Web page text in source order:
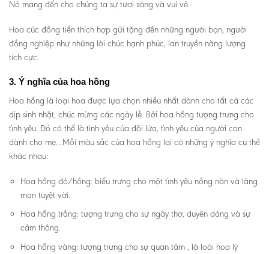
Nó mang đến cho chúng ta sự tươi sáng và vui vẻ.
Hoa cúc đồng tiền thích hợp gửi tặng đến những người bạn, người
đồng nghiệp như những lời chúc hạnh phúc, lan truyền năng lượng
tích cực.
3. Ý nghĩa của hoa hồng
Hoa hồng là loại hoa được lựa chọn nhiều nhất dành cho tất cả các
dịp sinh nhật, chúc mừng các ngày lễ. Bởi hoa hồng tượng trưng cho
tình yêu. Đó có thể là tình yêu của đôi lứa, tình yêu của người con
dành cho mẹ…Mỗi màu sắc của hoa hồng lại có những ý nghĩa cụ thể
khác nhau:
Hoa hồng đỏ/hồng: biểu trưng cho một tình yêu nồng nàn và lãng
mạn tuyệt vời.
Hoa hồng trắng: tượng trưng cho sự ngây thơ, duyên dáng và sự
cảm thông.
Hoa hồng vàng: tượng trưng cho sự quan tâm , là loài hoa lý